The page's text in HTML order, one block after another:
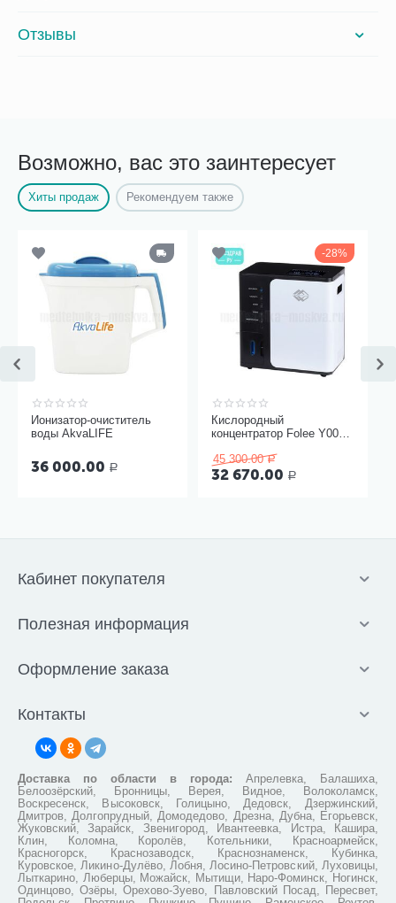
Отзывы
Возможно, вас это заинтересует
Хиты продаж Рекомендуем также
Ионизатор-очиститель
воды AkvaLIFE
36 000.00 Р
28%
Кислородный
концентратор Folee Y007-
45 300.00 Р
32 670.00 Р
Кабинет покупателя
Полезная информация
Оформление заказа
Контакты
Доставка по области в города: Апрелевка, Балашиха,
Белоозёрский, Бронницы, Верея, Видное, Волоколамск,
Воскресенск, Высоковск, Голицыно, Дедовск, Дзержинский,
Дмитров, Долгопрудный, Домодедово, Дрезна, Дубна, Егорьевск,
Жуковский, Зарайск, Звенигород, Ивантеевка, Истра, Кашира,
Клин, Коломна, Королёв, Котельники, Красноармейск,
Красногорск, Краснозаводск, Краснознаменск, Кубинка,
Куровское, Ликино-Дулёво, Лобня, Лосино-Петровский, Луховицы,
Лыткарино, Люберцы, Можайск, Мытищи, Наро-Фоминск, Ногинск,
Одинцово, Озёры, Орехово-Зуево, Павловский Посад, Пересвет,